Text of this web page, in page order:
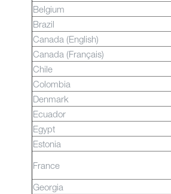
Belgium
Brazil
Canada (English)
Canada (Français)
Chile
Colombia
Denmark
Ecuador
Egypt
Estonia
France
Georgia